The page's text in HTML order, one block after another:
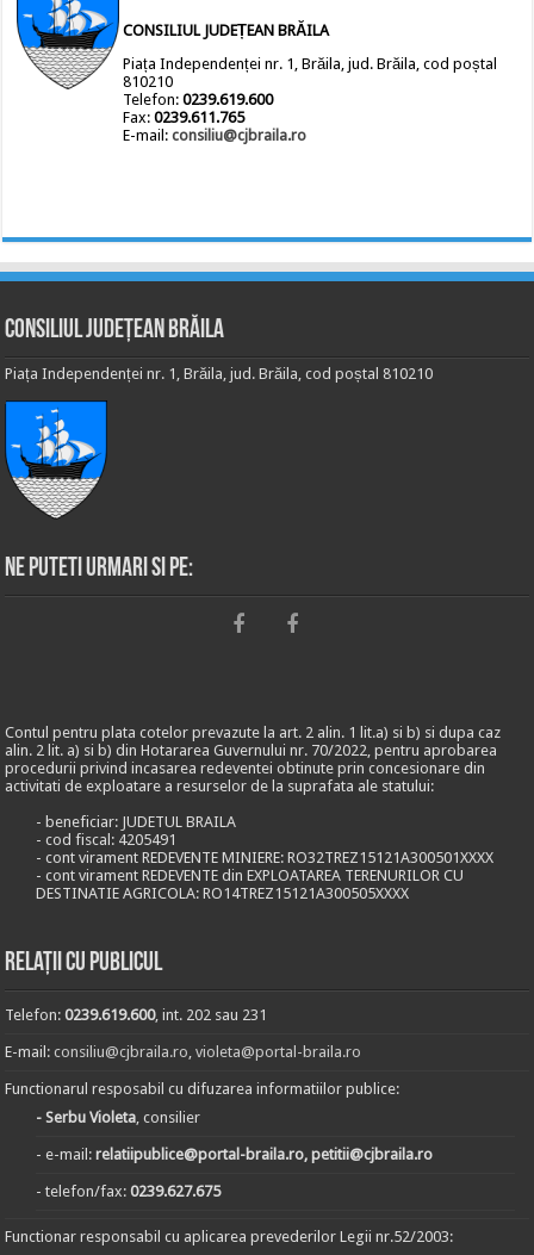
CONSILIUL JUDEȚEAN BRĂILA
Piața Independenței nr. 1, Brăila, jud. Brăila, cod poștal
810210
Telefon:0239.619.600
Fax:0239.611.765
E-mail:consiliu@cjbraila.ro
Consiliul Județean Brăila
Piața Independenței nr. 1, Brăila, jud. Brăila, cod poștal 810210
Ne puteti urmari si pe:
Contul pentru plata cotelor prevazute la art. 2 alin. 1 lit.a) si b) si dupa caz
alin. 2 lit. a) si b) din Hotararea Guvernului nr. 70/2022, pentru aprobarea
procedurii privind incasarea redeventei obtinute prin concesionare din
activitati de exploatare a resurselor de la suprafata ale statului:
- beneficiar: JUDETUL BRAILA
- cod fiscal: 4205491
- cont virament REDEVENTE MINIERE: RO32TREZ15121A300501XXXX
- cont virament REDEVENTE din EXPLOATAREA TERENURILOR CU
DESTINATIE AGRICOLA: RO14TREZ15121A300505XXXX
Relații cu publicul
Telefon:0239.619.600, int. 202 sau 231
E-mail:consiliu@cjbraila.ro,violeta@portal-braila.ro
Functionarul resposabil cu difuzarea informatiilor publice:
- Serbu Violeta, consilier
- e-mail:relatiipublice@portal-braila.ro, petitii@cjbraila.ro
- telefon/fax:0239.627.675
Functionar responsabil cu aplicarea prevederilor Legii nr.52/2003: